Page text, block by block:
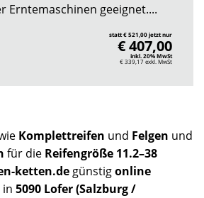
Erntemaschinen geeignet....
statt € 521,00 jetzt nur
€ 407,00
inkl. 20% MwSt
€ 339,17exkl. MwSt
Komplettreifen und Felgen und
für die Reifengröße 11.2–38
ketten.de günstigonline
in 5090 Lofer (Salzburg /